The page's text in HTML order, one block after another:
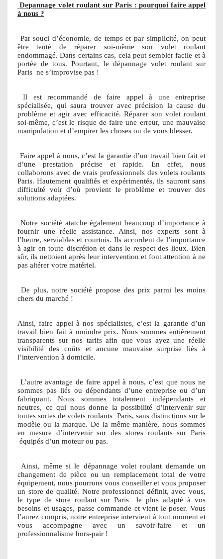
Depannage volet roulant sur Paris : pourquoi faire appel
à nous ?
Par souci d’économie, de temps et par simplicité, on peut
être tenté de réparer soi-même son volet roulant
endommagé. Dans certains cas, cela peut sembler facile et à
portée de tous. Pourtant, le dépannage volet roulant sur
Paris ne s’improvise pas !
Il est recommandé de faire appel à une entreprise
spécialisée, qui saura trouver avec précision la cause du
problème et agir avec efficacité. Réparer son volet roulant
soi-même, c’est le risque de faire une erreur, une mauvaise
manipulation et d’empirer les choses ou de vous blesser.
Faire appel à nous, c’est la garantie d’un travail bien fait et
d’une prestation précise et rapide. En effet, nous
collaborons avec de vrais professionnels des volets roulants
Paris. Hautement qualifiés et expérimentés, ils sauront sans
difficulté voir d’où provient le problème et trouver des
solutions adaptées.
Notre société atatche également beaucoup d’importance à
fournir une réelle assistance. Ainsi, nos experts sont à
l’heure, serviables et courtois. Ils accordent de l’importance
à agir en toute discrétion et dans le respect des lieux. Bien
sûr, ils nettoient après leur intervention et font attention à ne
pas altérer votre matériel.
De plus, notre société propose des prix parmi les moins
chers du marché !
Ainsi, faire appel à nos spécialistes, c’est la garantie d’un
travail bien fait à moindre prix. Nous sommes entièrement
transparents sur nos tarifs afin que vous ayez une réelle
visibilité des coûts et aucune mauvaise surprise liés à
l’intervention à domicile.
L’autre avantage de faire appel à nous, c’est que nous ne
sommes pas liés ou dépendants d’une entreprise ou d’un
fabriquant. Nous sommes totalement indépendants et
neutres, ce qui nous donne la possibilité d’intervenir sur
toutes sortes de volets roulants Paris, sans distinctions sur le
modèle ou la marque. De la même manière, nous sommes
en mesure d’intervenir sur des stores roulants sur Paris
équipés d’un moteur ou pas.
Ainsi, même si le dépannage volet roulant demande un
changement de pièce ou un remplacement total de votre
équipement, nous pourrons vous conseiller et vous proposer
un store de qualité. Notre professionnel définit, avec vous,
le type de store roulant sur Paris
le plus adapté à vos
besoins et usages, passe commande et vient le poser. Vous
l’aurez compris, notre entreprise intervient à tout moment et
vous accompagne avec un savoir-faire et un
professionnalisme hors-pair !